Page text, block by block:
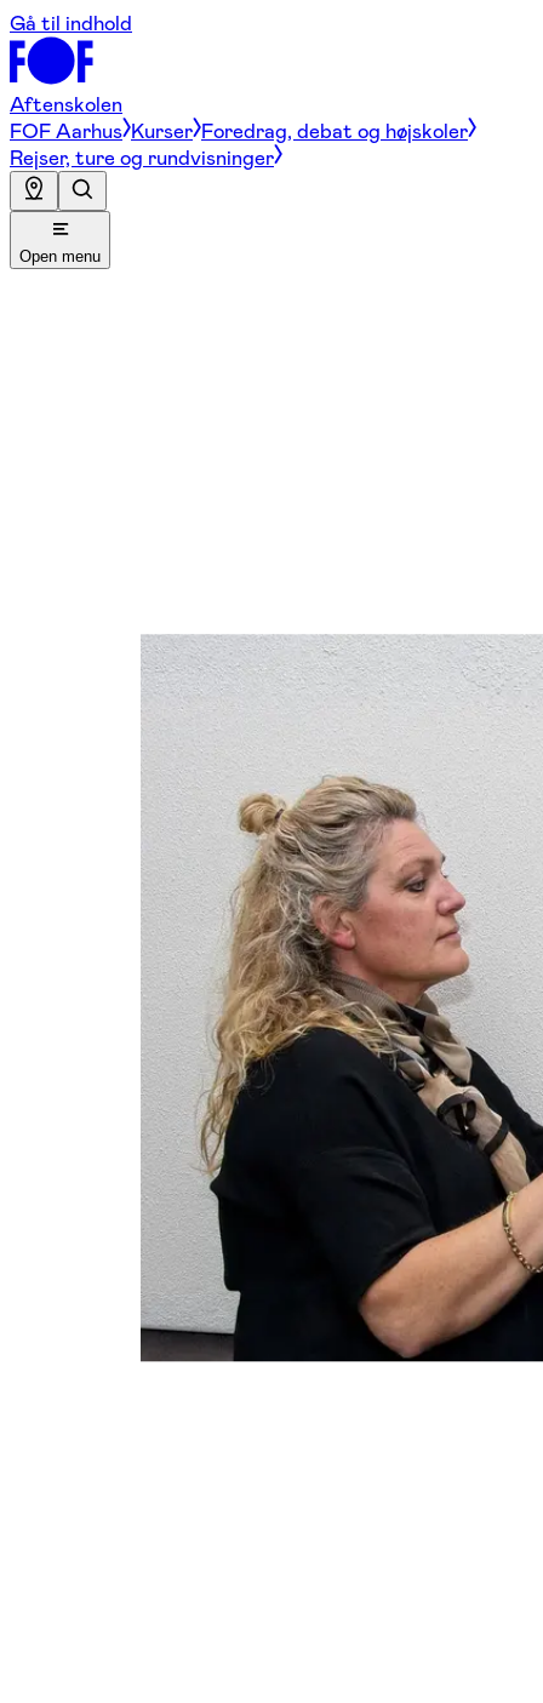
Gå til indhold
Aftenskolen
FOF Aarhus Kurser Foredrag, debat og højskoler
Rejser, ture og rundvisninger
Open menu